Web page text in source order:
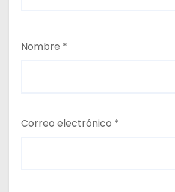
Nombre *
Correo electrónico *